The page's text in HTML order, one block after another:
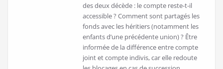
des deux décède : le compte reste-t-il
accessible ? Comment sont partagés les
fonds avec les héritiers (notamment les
enfants d’une précédente union) ? Être
informée de la différence entre compte
joint et compte indivis, car elle redoute